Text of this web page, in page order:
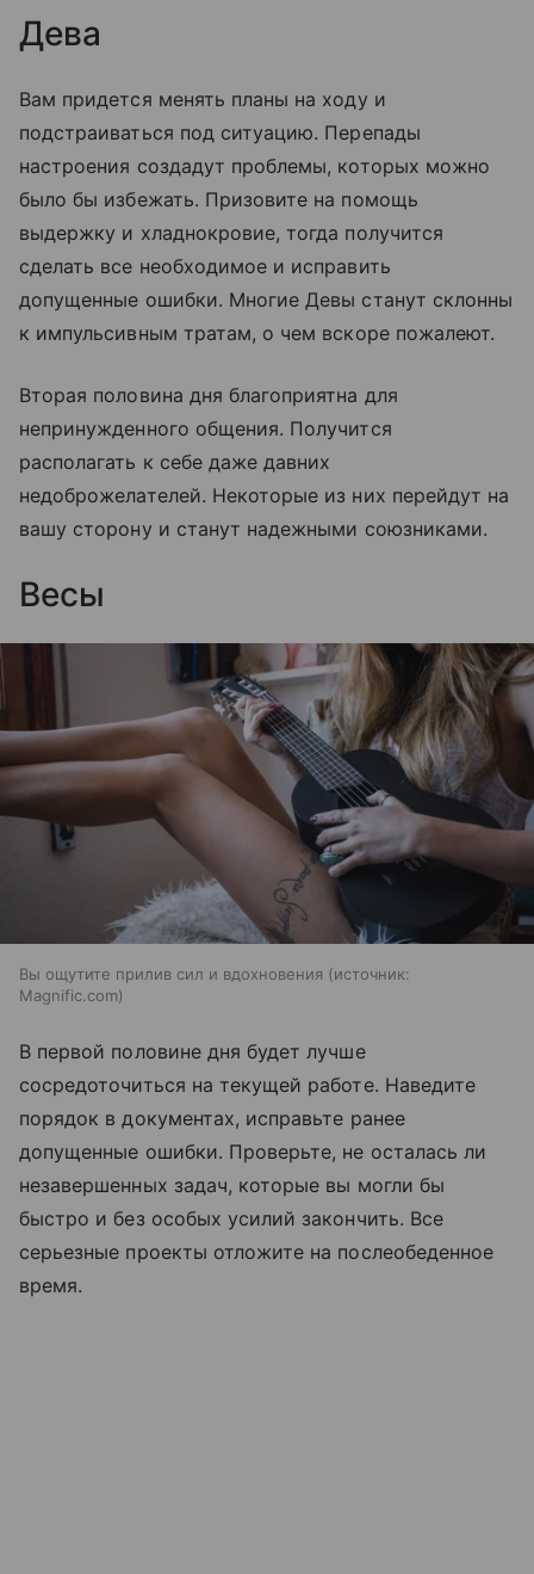
Дева
Вам придется менять планы на ходу и
подстраиваться под ситуацию. Перепады
настроения создадут проблемы, которых можно
было бы избежать. Призовите на помощь
выдержку и хладнокровие, тогда получится
сделать все необходимое и исправить
допущенные ошибки. Многие Девы станут склонны
к импульсивным тратам, о чем вскоре пожалеют.
Вторая половина дня благоприятна для
непринужденного общения. Получится
располагать к себе даже давних
недоброжелателей. Некоторые из них перейдут на
вашу сторону и станут надежными союзниками.
Весы
Вы ощутите прилив сил и вдохновения
источник:
Magnific.com
В первой половине дня будет лучше
сосредоточиться на текущей работе. Наведите
порядок в документах, исправьте ранее
допущенные ошибки. Проверьте, не осталась ли
незавершенных задач, которые вы могли бы
быстро и без особых усилий закончить. Все
серьезные проекты отложите на послеобеденное
время.